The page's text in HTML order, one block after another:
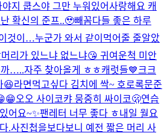
지 쿱스야 그만 누워있어사랑해요 캐
확신의 준프..🥹빼꼼다들 좋은 하루
것이…누군가 와서 같이먹어줄 줄알았
머리가 있느냐 없느냐😘 귀여운척 미안
까…..자주 찾아올게 ㅎㅎ캐럿들💙크크
😆라면먹고싶다 김치에 싹~ 호로록문준
오오 사이코캬 뭉중히 싸이코🫢연습
어요~✨팬레터 너무 좋다 ㅎ내일 월요
.사진첩을보다보니 예전 짧은 머리 사